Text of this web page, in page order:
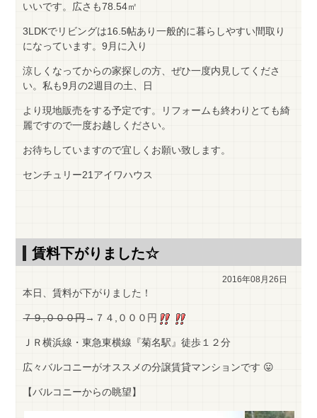
いいです。広さも78.54㎡
3LDKでリビングは16.5帖あり一般的に暮らしやすい間取り
になっています。9月に入り
涼しくなってからの家探しの方、ぜひ一度内見してくださ
い。私も9月の2週目の土、日
より現地販売をする予定です。リフォームも終わりとても綺
麗ですので一度お越しください。
お待ちしていますので宜しくお願い致します。
センチュリー21アイワハウス
賃料下がりました☆
2016年08月26日
本日、賃料が下がりました！
７９,０００円→７４,０００円
ＪＲ横浜線・東急東横線『菊名駅』徒歩１２分
広々バルコニーがオススメの分譲賃貸マンションです 😛
【バルコニーからの眺望】